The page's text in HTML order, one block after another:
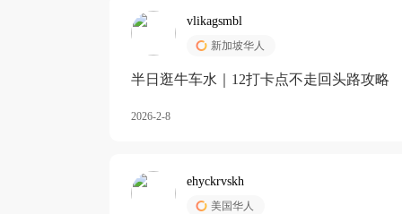
vlikagsmbl
新加坡华人
半日逛牛车水｜12打卡点不走回头路攻略
2026-2-8
ehyckrvskh
美国华人